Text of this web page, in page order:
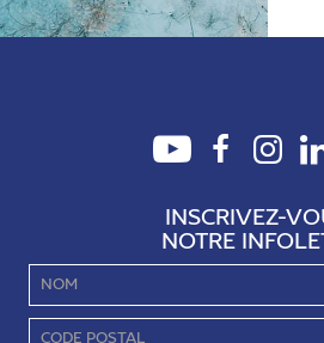
INSCRIVEZ-
NOTRE